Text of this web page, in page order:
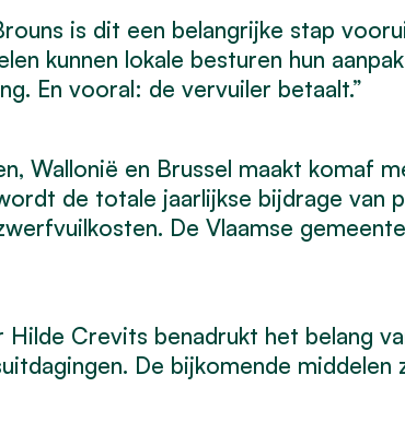
is dit een belangrijke stap
kunnen lokale besturen hun
En vooral: de vervuiler betaalt.”
Wallonië en Brussel maakt komaf
de totale jaarlijkse bijdrage van
De Vlaamse
Crevits benadrukt het belang
De bijkomende middelen